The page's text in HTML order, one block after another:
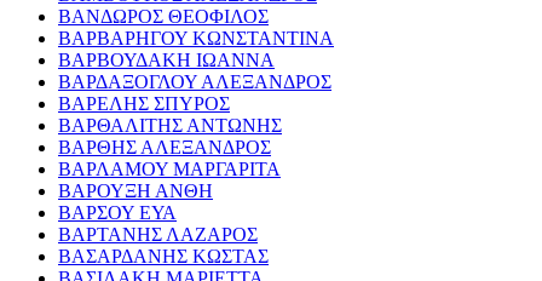
ΒΑΝΔΩΡΟΣ ΘΕΟΦΙΛΟΣ
ΒΑΡΒΑΡΗΓΟΥ ΚΩΝΣΤΑΝΤΙΝΑ
ΒΑΡΒΟΥΔΑΚΗ ΙΩΑΝΝΑ
ΒΑΡΔΑΞΟΓΛΟΥ ΑΛΕΞΑΝΔΡΟΣ
ΒΑΡΕΛΗΣ ΣΠΥΡΟΣ
ΒΑΡΘΑΛΙΤΗΣ ΑΝΤΩΝΗΣ
ΒΑΡΘΗΣ ΑΛΕΞΑΝΔΡΟΣ
ΒΑΡΛΑΜΟΥ ΜΑΡΓΑΡΙΤΑ
ΒΑΡΟΥΞΗ ΑΝΘΗ
ΒΑΡΣΟΥ ΕΥΑ
ΒΑΡΤΑΝΗΣ ΛΑΖΑΡΟΣ
ΒΑΣΑΡΔΑΝΗΣ ΚΩΣΤΑΣ